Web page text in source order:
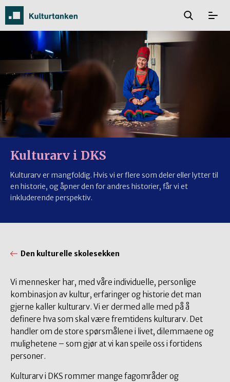
Kulturarv i DKS
Kulturarv er mangfoldig. Hvis vi er flere som deler eller lytter til
en historie, og åpner den for andres historier, får vi et
inkluderende perspektiv.
Den kulturelle skolesekken
Vi mennesker har, med våre individuelle, personlige
kombinasjon av kultur, erfaringer og historie det man
gjerne kaller kulturarv. Vi er dermed alle med på å
definere hva som skal være fremtidens kulturarv. Det
handler om de store spørsmålene i livet, dilemmaene og
mulighetene – som gjør at vi kan speile oss i fortidens
personer.
Kulturarv i DKS rommer mange fagområder og